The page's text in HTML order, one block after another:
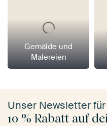
Gemälde und
Malereien
Unser Newsletter
10 % Rabatt auf